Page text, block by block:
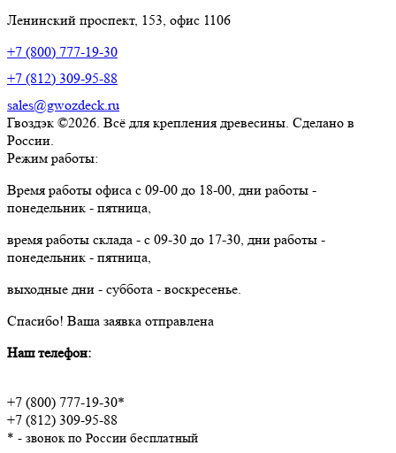
Ленинский проспект, 153, офис 1106
+7 (800) 777-19-30
+7 (812) 309-95-88
sales@gwozdeck.ru
Гвоздэк ©2026. Всё для крепления древесины. Сделано в
России.
Режим работы:
Время работы офиса с 09-00 до 18-00, дни работы -
понедельник - пятница,
время работы склада - с 09-30 до 17-30, дни работы -
понедельник - пятница,
выходные дни - суббота - воскресенье.
Спасибо! Ваша заявка отправлена
Наш телефон:
+7 (800) 777-19-30*
+7 (812) 309-95-88
* - звонок по России бесплатный